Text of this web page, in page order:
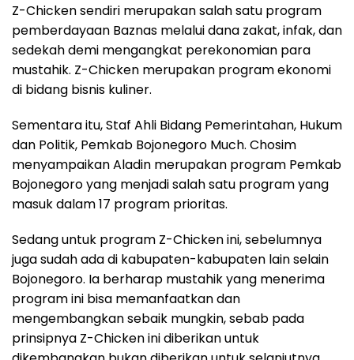
Z-Chicken sendiri merupakan salah satu program
pemberdayaan Baznas melalui dana zakat, infak, dan
sedekah demi mengangkat perekonomian para
mustahik. Z-Chicken merupakan program ekonomi
di bidang bisnis kuliner.
Sementara itu, Staf Ahli Bidang Pemerintahan, Hukum
dan Politik, Pemkab Bojonegoro Much. Chosim
menyampaikan Aladin merupakan program Pemkab
Bojonegoro yang menjadi salah satu program yang
masuk dalam 17 program prioritas.
Sedang untuk program Z-Chicken ini, sebelumnya
juga sudah ada di kabupaten-kabupaten lain selain
Bojonegoro. Ia berharap mustahik yang menerima
program ini bisa memanfaatkan dan
mengembangkan sebaik mungkin, sebab pada
prinsipnya Z-Chicken ini diberikan untuk